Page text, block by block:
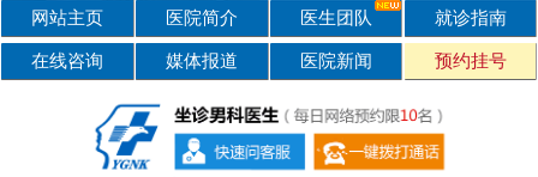
网站主页 医院简介 医生团队 就诊指南
在线咨询 媒体报道 医院新闻 预约挂号